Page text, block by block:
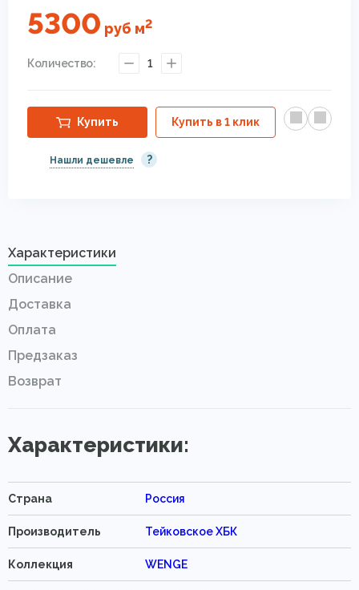
5300 руб м2
Количество: 1
Купить Купить в 1 клик
Нашли дешевле ?
Характеристики
Описание
Доставка
Оплата
Предзаказ
Возврат
Характеристики:
Страна Россия
Производитель Тейковское ХБК
Коллекция WENGE